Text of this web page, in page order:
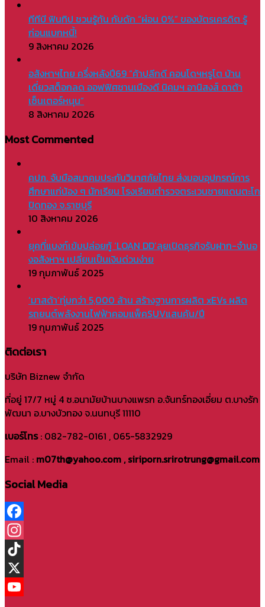
ทีทีบี ฟินทิป ชวนรู้ทัน กับดัก “ผ่อน 0%” ของบัตรเครดิต รู้
ก่อนแบกหนี้!
9 สิงหาคม 2026
อสังหาฯไทย ครึ่งหลังปี69 “ค้าปลีกดี คอนโดฯหรูโต บ้าน
เดี่ยวสต็อกลด ออฟฟิศชานเมืองดี นิคมฯ อานิสงส์ ดาต้า
เซ็นเตอร์หนุน”
8 สิงหาคม 2026
Most Commented
คปภ. จับมือสมาคมประกันวินาศภัยไทย ส่งมอบอุปกรณ์การ
ศึกษาแก่น้อง ๆ นักเรียน โรงเรียนตำรวจตระเวนชายแดนตะโก
ปิดทอง จ.ราชบุรี
10 สิงหาคม 2026
ยุคที่แบงก์เข้มปล่อยกู้ ‘LOAN DD’ลุยเปิดธุรกิจรับฝาก-จำนอ
งอสังหาฯ เปลี่ยนเป็นเงินด่วนง่าย
19 กุมภาพันธ์ 2025
‘มาสด้า’ทุ่มกว่า 5,000 ล้าน สร้างฐานการผลิต xEVs ผลิต
รถยนต์พลังงานไฟฟ้าคอมแพ็คSUVแสนคัน/ปี
19 กุมภาพันธ์ 2025
ติดต่อเรา
บริษัท Biznew จำกัด
ที่อยู่ 17/7 หมู่ 4 ซ.อนามัยบ้านบางแพรก อ.จันทร์ทองเอี่ยม ต.บางรัก
พัฒนา อ.บางบัวทอง จ.นนทบุรี 11110
เบอร์โทร: 082-782-0161 , 065-5832929
Email : m07th@yahoo.com , siriporn.srirotrung@gmail.com
Social Media
Facebook
Instagram
TikTok
X